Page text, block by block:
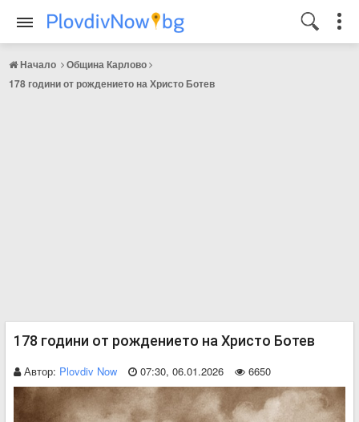
Начало
Община Карлово
178 години от рождението на Христо Ботев
178 години от рождението на Христо Ботев
Автор: Plovdiv Now 07:30, 06.01.2026 6650